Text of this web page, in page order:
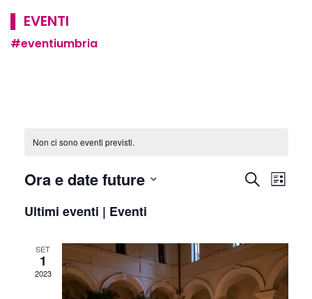
▌ EVENTI
#eventiumbria
Non ci sono eventi previsti.
Eventi
Ricerca
CercaViste
Elenco
Ora e date future
la
Ultimi eventi | Eventi
SET
1
2023